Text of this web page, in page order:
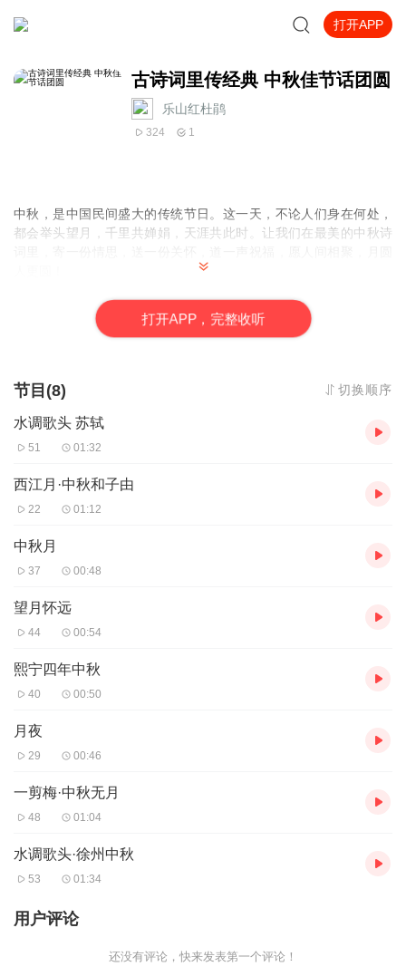
打开APP
古诗词里传经典 中秋佳节话团圆
乐山红杜鹃
324 1
中秋，是中国民间盛大的传统节日。这一天，不论人们身在何处，
都会举头望月，千里共婵娟，天涯共此时。让我们在最美的中秋诗
我欲乘风归去，又恐琼楼玉宇，
高处不胜寒。
起舞弄清影，何似在人间。
转朱阁，低绮户，照无眠。
人有悲欢离合，月有阴晴圆缺，
但愿人长久，千里共婵娟。
简介：《水调歌头·明月几时有》是宋朝文学家
该诗把人世间的悲欢离合之情纳入对宇宙人生的
追寻之中，
表达了词人对亲人的思念和美好祝愿，也表达了在仕途失意时旷达
西江月·中秋和子由
宋 苏轼
夜来风叶已鸣廊，看取眉头鬓上。
简介：《西江月·世事一场大梦》是
景寓情，情景交融，通过对新凉风叶、孤光明月等景物的描写，将
吟咏节序与感慨身世、抒发悲情紧密结合起来，由秋思及人生，触
中秋月
中秋月。月到中秋偏皎洁。
阴晴圆缺都休说。
打开APP，完整收听
节目(8) 切换顺序
水调歌头 苏轼
51 01:32
西江月·中秋和子由
22 01:12
中秋月
37 00:48
望月怀远
44 00:54
熙宁四年中秋
40 00:50
月夜
29 00:46
一剪梅·中秋无月
48 01:04
水调歌头·徐州中秋
53 01:34
用户评论
还没有评论，快来发表第一个评论！